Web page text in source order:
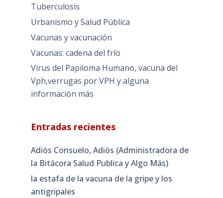
Tuberculosis
Urbanismo y Salud Pública
Vacunas y vacunación
Vacunas: cadena del frío
Virus del Papiloma Humano, vacuna del
Vph,verrugas por VPH y alguna
información más
Entradas recientes
Adiós Consuelo, Adiós (Administradora de
la Bitácora Salud Publica y Algo Más)
la estafa de la vacuna de la gripe y los
antigripales